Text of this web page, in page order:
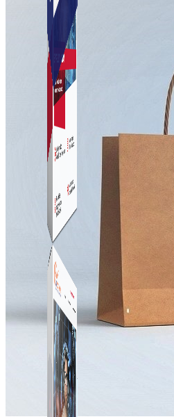
Simple Live
Phần mềm tạo kịch bản
Simple Instagram
Phần mềm gửi follow, nhắn